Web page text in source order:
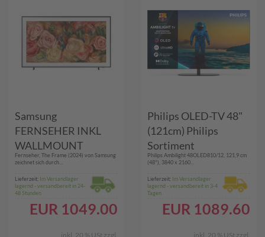
Samsung
FERNSEHER INKL
WALLMOUNT
(50LS03D THE
FRAME)
Fernseher, The Frame (2024) von Samsung
zeichnet sich durch...
Lieferzeit: Im Versandlager
lagernd - versandbereit in 24-
48 Stunden
EUR 1049.00
inkl. 20 % USt zzgl.
Philips OLED-TV 48"
(121cm) Philips
Sortiment
48OLED810/12
metall
Philips Ambilight 48OLED810/12, 121,9 cm
(48"), 3840 x 2160...
Lieferzeit: Im Versandlager
lagernd - versandbereit in 3-4
Tagen
EUR 1089.60
inkl. 20 % USt zzgl.